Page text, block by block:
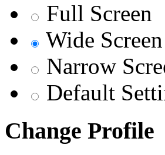
Full Screen
Wide Screen
Narrow
Default
Change Profile